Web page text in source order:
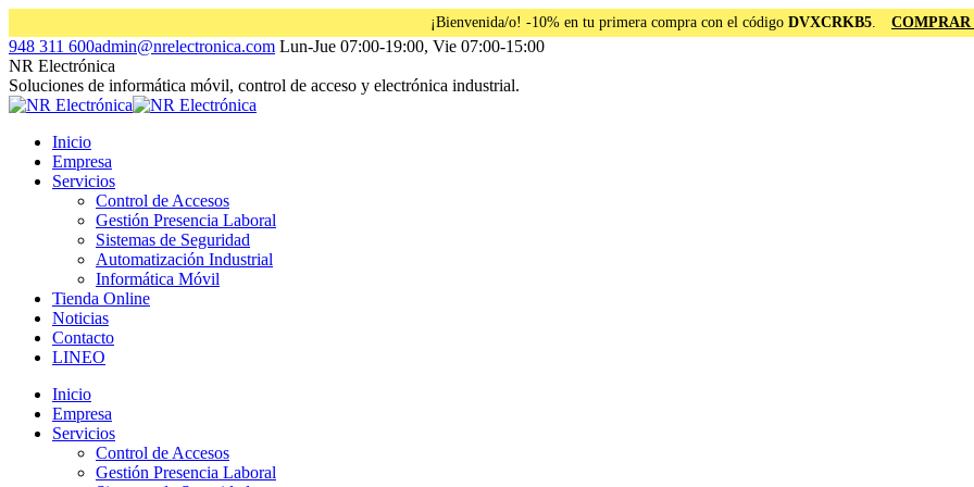
¡Bienvenida/o! -10% en tu primera compra con el código DVXCRKB5.
Saltar
al
contenido
Facebook
page
opens
in
window
Instagram
page
opens
in
window
Linkedin
page
opens
in
window
948 311 600admin@nrelectronica.com Lun-Jue 07:00-19:00, Vie 07:00-15:00
NR Electrónica
Soluciones de informática móvil, control de acceso y electrónica industrial.
Inicio
Empresa
Servicios
Control de Accesos
Gestión Presencia Laboral
Sistemas de Seguridad
Automatización Industrial
Informática Móvil
Tienda Online
Noticias
Contacto
LINEO
Inicio
Empresa
Servicios
Control de Accesos
Gestión Presencia Laboral